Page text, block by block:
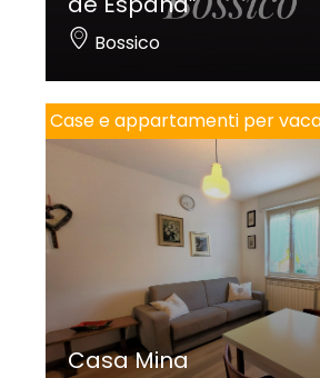
Bossico
Case e appartamenti per
Casa Mina